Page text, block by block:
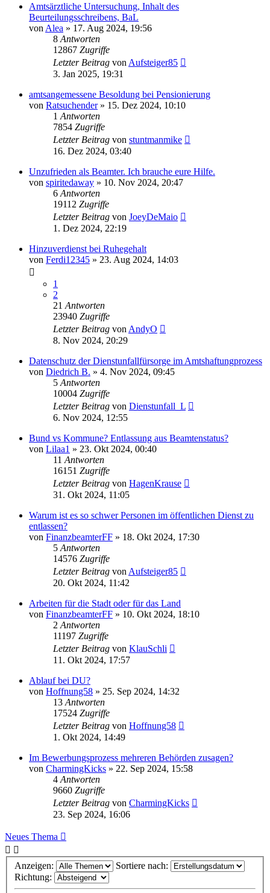
Amtsärztliche Untersuchung, Inhalt des
Beurteilungsschreibens, BaL
von Alea » 17. Aug 2024, 19:56
8 Antworten
12867 Zugriffe
Letzter Beitrag von Aufsteiger85
3. Jan 2025, 19:31
amtsangemessene Besoldung bei Pensionierung
von Ratsuchender» 15. Dez 2024, 10:10
1 Antworten
7854 Zugriffe
Letzter Beitrag von stuntmanmike
16. Dez 2024, 03:40
Unzufrieden als Beamter. Ich brauche eure Hilfe.
von spiritedaway » 10. Nov 2024, 20:47
6 Antworten
19112 Zugriffe
Letzter Beitrag von JoeyDeMaio
1. Dez 2024, 22:19
Hinzuverdienst bei Ruhegehalt
von Ferdi12345 » 23. Aug 2024, 14:03
1
2
21 Antworten
23940 Zugriffe
Letzter Beitrag von AndyO
8. Nov 2024, 20:29
Datenschutz der Dienstunfallfürsorge im Amtshaftungprozess
von Diedrich B. » 4. Nov 2024, 09:45
5 Antworten
10004 Zugriffe
Letzter Beitrag von Dienstunfall_L
6. Nov 2024, 12:55
Bund vs Kommune? Entlassung aus Beamtenstatus?
von Lilaa1 » 23. Okt 2024, 00:40
11 Antworten
16151 Zugriffe
Letzter Beitrag von HagenKrause
31. Okt 2024, 11:05
Warum ist es so schwer Personen im öffentlichen Dienst zu
entlassen?
von FinanzbeamterFF » 18. Okt 2024, 17:30
5 Antworten
14576 Zugriffe
Letzter Beitrag von Aufsteiger85
20. Okt 2024, 11:42
Arbeiten für die Stadt oder für das Land
von FinanzbeamterFF » 10. Okt 2024, 18:10
2 Antworten
11197 Zugriffe
Letzter Beitrag von KlauSchli
11. Okt 2024, 17:57
Ablauf bei DU?
von Hoffnung58 » 25. Sep 2024, 14:32
13 Antworten
17524 Zugriffe
Letzter Beitrag von Hoffnung58
1. Okt 2024, 14:49
Im Bewerbungsprozess mehreren Behörden zusagen?
von CharmingKicks » 22. Sep 2024, 15:58
4 Antworten
9660 Zugriffe
Letzter Beitrag von CharmingKicks
23. Sep 2024, 16:06
Neues Thema
Anzeigen:
Sortiere nach:
Richtung: